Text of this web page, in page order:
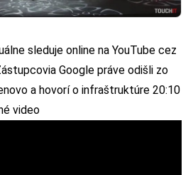
sleduje online na YouTube cez
Google práve odišli zo
a hovorí o infraštruktúre 20:10
video